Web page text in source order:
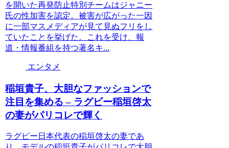
を開いた再発防止特別チームはジャニー
氏の性加害を認定。被害が広がった一因
に一部マスメディアが見て見ぬフリをし
ていたことを挙げた。これを受け、報
道・情報番組を持つ著名キ...
エンタメ
稲垣貴子、大胆なファッションで
注目を集める – ラグビー稲垣啓太
の妻がパリコレで輝く
ラグビー日本代表の稲垣啓太の妻であ